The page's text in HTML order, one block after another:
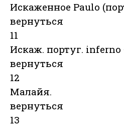
Искаженное Paulo
вернуться
11
Искаж. португ. inferno
вернуться
12
Малайя.
вернуться
13